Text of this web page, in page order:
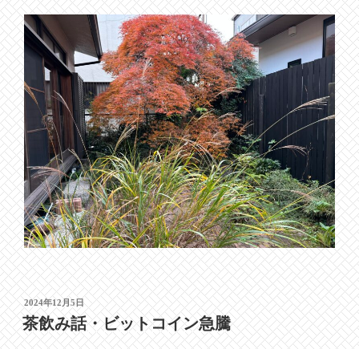
投
稿
日:
2024年12月5日
茶飲み話・ビットコイン急騰